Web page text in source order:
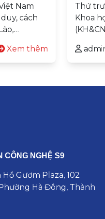
Nam
cách
Xem thêm
Thứ
Khoa
CÔNG NGHỆ S9
Gươm Plaza, 102
Hà Đông, Thành